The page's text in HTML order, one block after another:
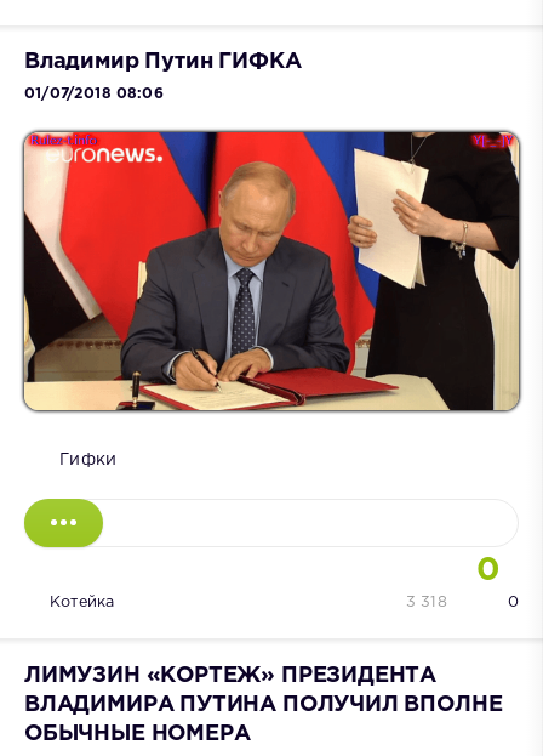
Владимир Путин ГИФКА
01/07/2018 08:06
Гифки
0
Котейка 0
3 318
ЛИМУЗИН «КОРТЕЖ» ПРЕЗИДЕНТА
ВЛАДИМИРА ПУТИНА ПОЛУЧИЛ ВПОЛНЕ
ОБЫЧНЫЕ НОМЕРА